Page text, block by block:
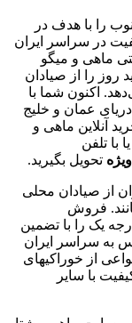
را با هدف در
در سراسر ایران
ماهی و میگو
روز را از صیادان
اکنون شما با
عمان و خلیج
آنلاین ماهی و
با تلفن
ویژه تحویل بگیرید.
از صیادان محلی
فروش
یک را با تضمین
به سراسر ایران
از خوراکیهای
با سایر